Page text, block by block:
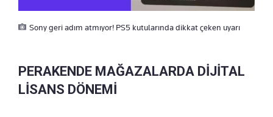
Sony geri adım atmıyor! PS5 kutularında dikkat çeken uyarı
PERAKENDE MAĞAZALARDA DİJİTAL
LİSANS DÖNEMİ